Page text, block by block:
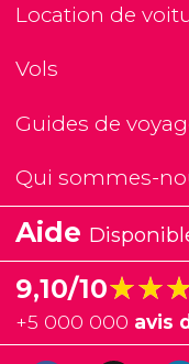
Location de
Vols
Guides de
Qui sommes-
Aide
9,10/10
+5 000 000 avis